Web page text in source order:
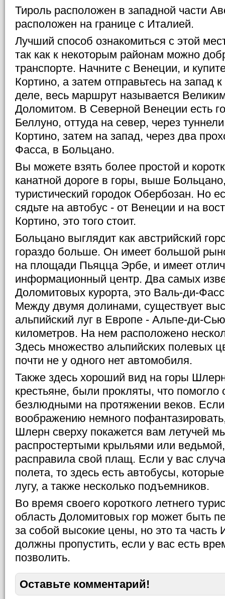
Тироль расположен в западной части
расположен на границе с Италией.
Лучший способ ознакомиться с этой
так как к некоторым районам можно
транспорте. Начните с Венеции, и
Кортино, а затем отправьтесь на запад
деле, весь маршрут называется
Доломитом. В Северной Венеции есть
Беллуно, оттуда на север, через
Кортино, затем на запад, через два
Фасса, в Больцано.
Вы можете взять более простой и
канатной дороге в горы, выше
туристический городок Обербозан. Но
сядьте на автобус - от Венеции и на
Кортино, это того стоит.
Больцано выглядит как австрийский
гораздо больше. Он имеет большой
на площади Пьяцца Эрбе, и имеет
информационный центр. Два самых
Доломитовых курорта, это Валь-ди-
Между двумя долинами, существует
альпийский луг в Европе - Альпе-ди-
километров. На нем расположено
Здесь множество альпийских полевых
почти не у одного нет автомобиля.
Также здесь хороший вид на горы
крестьяне, были прокляты, что помогло
безлюдными на протяжении веков.
воображению немного
Шлерн сверху покажется вам летучей
распростертыми крыльями или
расправила свой плащ. Если у вас
полета, то здесь есть автобусы,
лугу, а также несколько подъемников.
Во время своего короткого летнего
область Доломитовых гор может быть
за собой высокие цены, но это та
должны пропустить, если у вас есть
позволить.
Оставьте комментарий!